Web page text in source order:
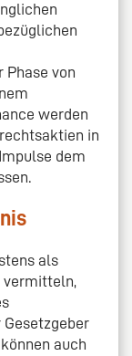
von
werden
in
dem
als
vermitteln,
auch